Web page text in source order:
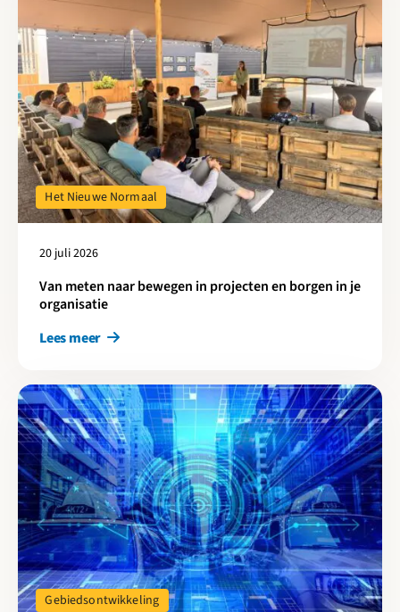
20 juli 2026
Van meten naar bewegen in projecten en borgen in je
organisatie
Het Nieuwe Normaal
Lees meer
Gebiedsontwikkeling
Lees meer over Digitalisering als sleutel voor snellere en